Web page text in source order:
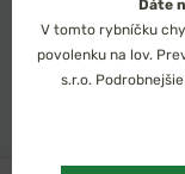
Dáte
V tomto rybníčku
povolenku na lov.
s.r.o.